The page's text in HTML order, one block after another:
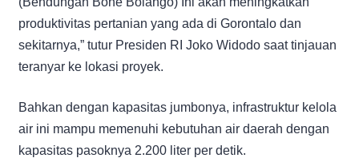
produktivitas pertanian yang ada di Gorontalo dan
sekitarnya,” tutur Presiden RI Joko Widodo saat tinjauan
teranyar ke lokasi proyek.
Bahkan dengan kapasitas jumbonya, infrastruktur kelola
air ini mampu memenuhi kebutuhan air daerah dengan
kapasitas pasoknya 2.200 liter per detik.